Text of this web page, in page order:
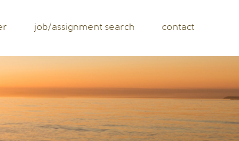
job/assignment search contact